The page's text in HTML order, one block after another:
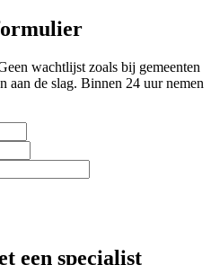
wachtlijst zoals bij gemeenten
aan de slag. Binnen 24 uur nemen
een specialist